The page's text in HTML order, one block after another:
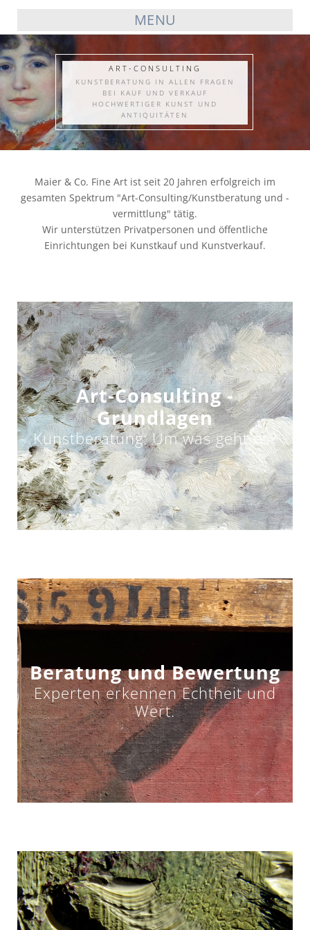
MENU
ART-CONSULTING
KUNSTBERATUNG IN ALLEN FRAGEN
BEI KAUF UND VERKAUF
HOCHWERTIGER KUNST UND
ANTIQUITÄTEN
Maier & Co. Fine Art ist seit 20 Jahren erfolgreich im
gesamten Spektrum "Art-Consulting/Kunstberatung und -
vermittlung" tätig.
Wir unterstützen Privatpersonen und öffentliche
Einrichtungen bei Kunstkauf und Kunstverkauf.
Art-Consulting -
Grundlagen
Kunstberatung: Um was geht es?
Beratung und Bewertung
Experten erkennen Echtheit und
Wert.